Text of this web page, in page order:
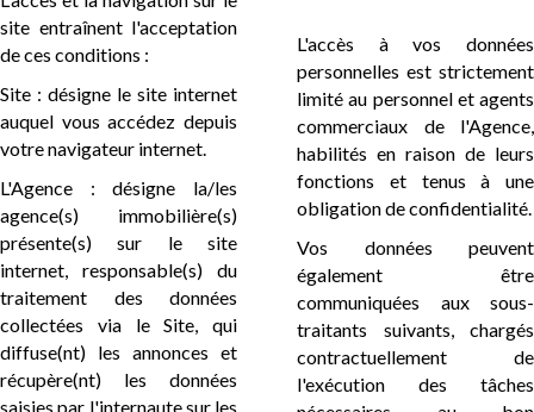
site entraînent l'acceptation
de ces conditions :
Site : désigne le site internet
auquel vous accédez depuis
votre navigateur internet.
L'Agence : désigne la/les
agence(s) immobilière(s)
présente(s) sur le site
internet, responsable(s) du
traitement des données
collectées via le Site, qui
diffuse(nt) les annonces et
récupère(nt) les données
saisies par l'internaute sur les
L'accès à vos données
personnelles est strictement
limité au personnel et agents
commerciaux de l'Agence,
habilités en raison de leurs
fonctions et tenus à une
obligation de confidentialité.
Vos données peuvent
également être
communiquées aux sous-
traitants suivants, chargés
contractuellement de
l'exécution des tâches